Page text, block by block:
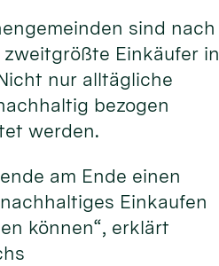
sind nach
Einkäufer in
nur alltägliche
bezogen
werden.
am Ende einen
Einkaufen
können“, erklärt